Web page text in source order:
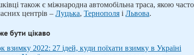
також є міжнародна автомобільна траса, якою
центрів – Луцька, Тернополя і Львова.
бути цікаво
взимку 2022: 27 ідей, куди поїхати взимку в Україні